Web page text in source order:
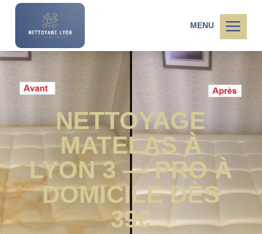
MENU a
NETTOYAGE
MATELAS À
LYON 3 — PRO À
DOMICILE DÈS
39€